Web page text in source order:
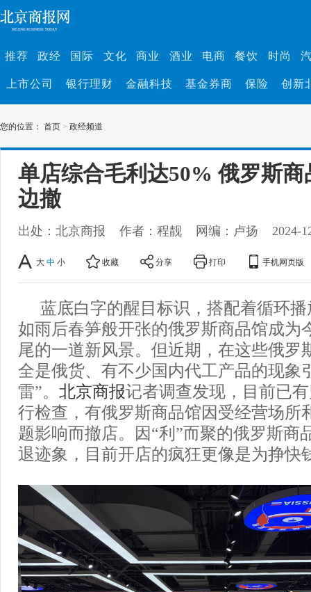
推荐 政经 国际 文化 商业 酒业 电商 餐饮 时尚
上市公司 银行理财 金融科技 基金券商 保险 创新
您的位置： 首页 > 政经频道
单店综合毛利达50% 俄罗斯商
边撤
出处：北京商报 作者：程靓 网编：卢扬 2024-
大 中 小 收藏 分享 打印 手机网页版
蓝底白字的醒目标识，搭配着循环
如雨后春笋般开张的俄罗斯商品馆成为
尾的一道新风景。但近期，在这些俄罗
全是俄货、有不少国内代工产品的现象
雷”。 北京商报记者调查发现，目前已
行检查，有俄罗斯商品馆因受经营场所
题影响而撤店。因“利”而聚的俄罗斯商
退迹象，目前开店的疯狂更像是为挣快